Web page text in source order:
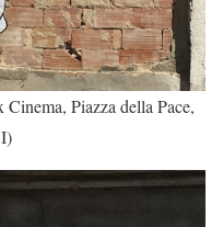
Piazza della Pace,